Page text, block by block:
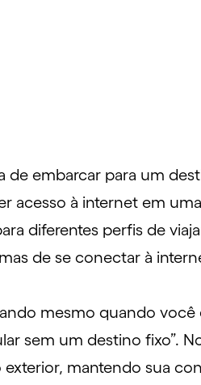
de embarcar para um
acesso à internet em
diferentes perfis de
de se conectar à
mesmo quando você
sem um destino fixo”.
mantendo sua